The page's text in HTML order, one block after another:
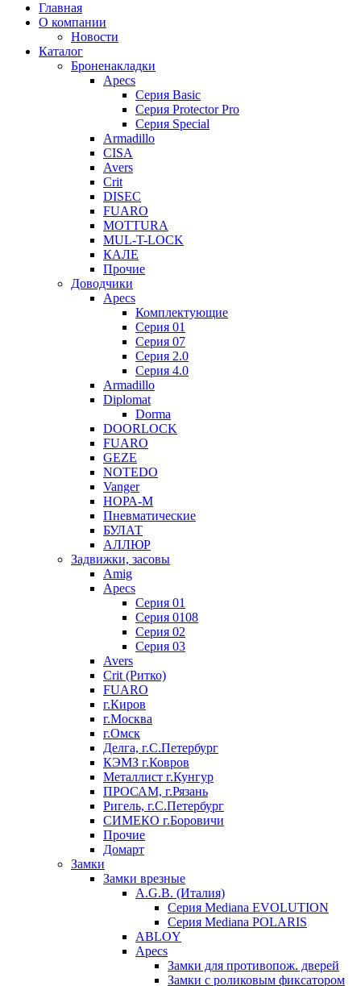
Главная
О компании
Новости
Каталог
Броненакладки
Apecs
Серия Basic
Серия Protector Pro
Серия Special
Armadillo
CISA
Avers
Crit
DISEC
FUARO
MOTTURA
MUL-T-LOCK
КАЛЕ
Прочие
Доводчики
Apecs
Комплектующие
Серия 01
Серия 07
Серия 2.0
Серия 4.0
Armadillo
Diplomat
Dorma
DOORLOCK
FUARO
GEZE
NOTEDO
Vanger
НОРА-М
Пневматические
БУЛАТ
АЛЛЮР
Задвижки, засовы
Amig
Apecs
Серия 01
Серия 0108
Серия 02
Серия 03
Avers
Crit (Ритко)
FUARO
г.Киров
г.Москва
г.Омск
Делга, г.С.Петербург
КЭМЗ г.Ковров
Металлист г.Кунгур
ПРОСАМ, г.Рязань
Ригель, г.С.Петербург
СИМЕКО г.Боровичи
Прочие
Домарт
Замки
Замки врезные
A.G.B. (Италия)
Серия Mediana EVOLUTION
Серия Mediana POLARIS
ABLOY
Apecs
Замки для противопож. дверей
Замки с роликовым фиксатором